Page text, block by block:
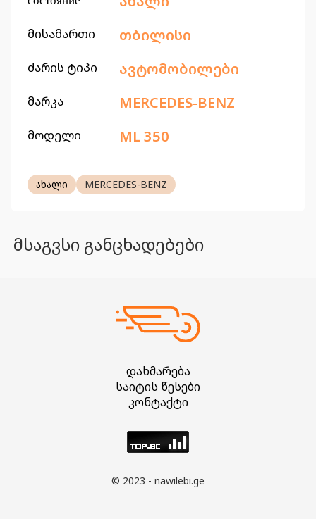
მისამართი თბილისი
ძარის ტიპი ავტომობილები
მარკა MERCEDES-BENZ
მოდელი ML 350
ახალი MERCEDES-BENZ
მსაგვსი განცხადებები
დახმარება
საიტის წესები
კონტაქტი
© 2023 - nawilebi.ge